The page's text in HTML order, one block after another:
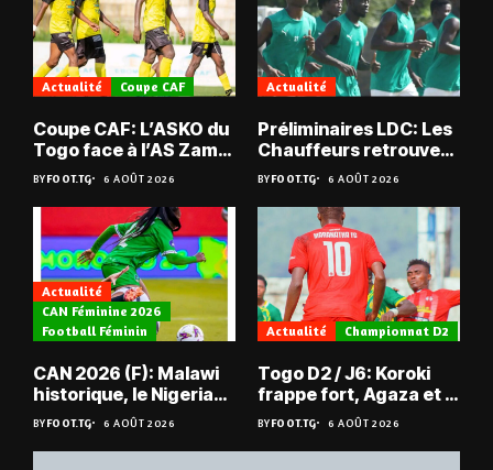
Actualité Coupe CAF
Coupe CAF: L’ASKO du
Togo face à l’AS Zam
du Niger
BYFOOT.TG 6 AOÛT 2026
Actualité
Préliminaires LDC: Les
Chauffeurs retrouvent
les Mimos
BYFOOT.TG 6 AOÛT 2026
Actualité
CAN Féminine 2026
Football Féminin
CAN 2026 (F): Malawi
historique, le Nigeria
sauvé, la Zambie
éliminée
BYFOOT.TG 6 AOÛT 2026
Actualité Championnat D2
Togo D2 / J6: Koroki
frappe fort, Agaza et la
JCA assurent,
suspense avant Sara
FC – Doumbé FC
BYFOOT.TG 6 AOÛT 2026